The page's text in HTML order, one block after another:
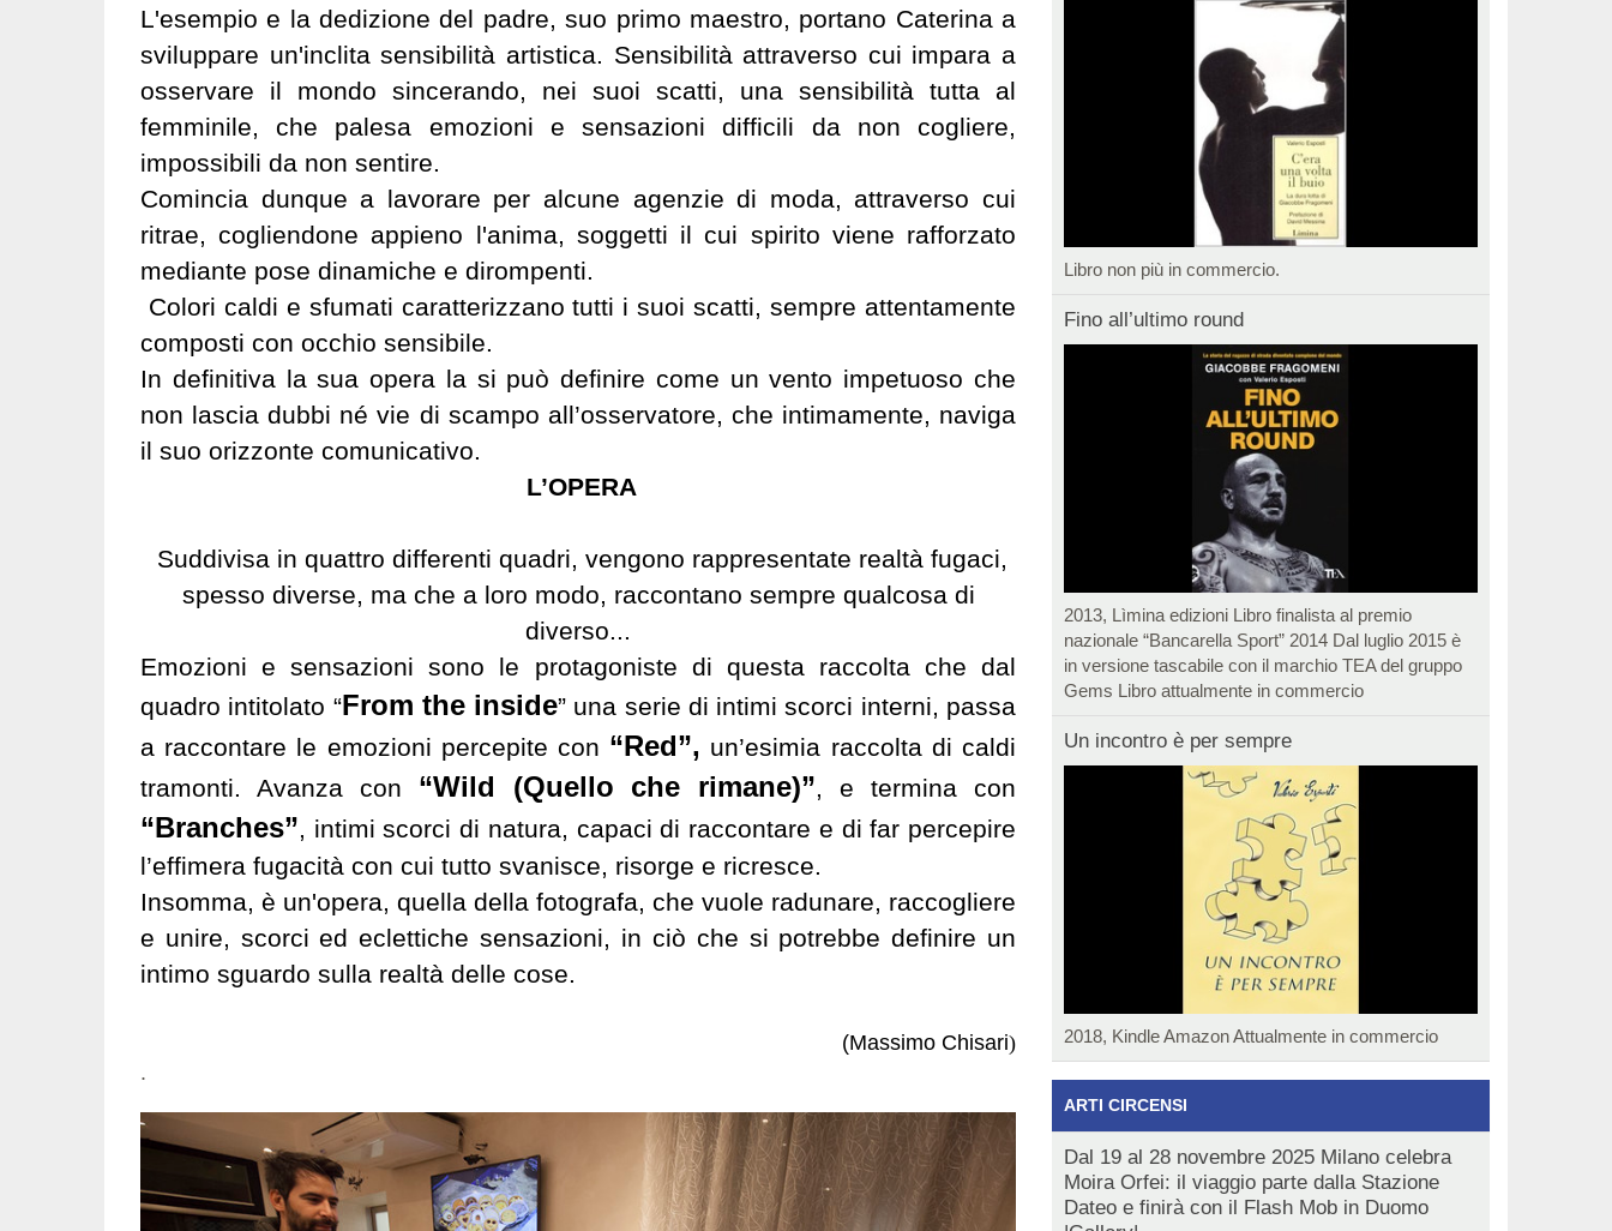
L'esempio e la dedizione del padre, suo primo maestro, portano Caterina a
sviluppare un'inclita sensibilità artistica. Sensibilità attraverso cui impara a
osservare il mondo sincerando, nei suoi scatti, una sensibilità tutta al
femminile, che palesa emozioni e sensazioni difficili da non cogliere,
impossibili da non sentire.
Comincia dunque a lavorare per alcune agenzie di moda, attraverso cui
ritrae, cogliendone appieno l'anima, soggetti il cui spirito viene rafforzato
mediante pose dinamiche e dirompenti.
Colori caldi e sfumati caratterizzano tutti i suoi scatti, sempre attentamente
composti con occhio sensibile.
In definitiva la sua opera la si può definire come un vento impetuoso che
non lascia dubbi névie di scampo all’osservatore, che intimamente, naviga
il suo orizzonte comunicativo.
L’OPERA
Suddivisa in quattro differenti quadri, vengono rappresentate realtà fugaci,
spesso diverse, ma che a loro modo, raccontano sempre qualcosa di
diverso...
Emozioni e sensazioni sono le protagoniste di questa raccolta che dal
quadro intitolato “From the inside” una serie di intimi scorci interni, passa
a raccontare le emozioni percepite con “Red”, un’esimia raccolta di caldi
tramonti. Avanza con “Wild (Quello che rimane)”, e termina con
“Branches”, intimi scorci di natura, capaci di raccontare e di far percepire
l’effimera fugacità con cui tutto svanisce, risorge e ricresce.
Insomma, è un'opera, quella della fotografa, che vuole radunare, raccogliere
e unire, scorci ed eclettiche sensazioni, in ciò che si potrebbe definire un
intimo sguardo sulla realtà delle cose.
(Massimo Chisari)
.
Libro non più in commercio.
Fino all’ultimo round
2013, Lìmina edizioni Libro finalista al premio
nazionale “Bancarella Sport” 2014 Dal luglio 2015 è
in versione tascabile con il marchio TEA del gruppo
Gems Libro attualmente in commercio
Un incontro è per sempre
2018, Kindle Amazon Attualmente in commercio
ARTI CIRCENSI
Dal 19 al 28 novembre 2025 Milano celebra
Moira Orfei: il viaggio parte dalla Stazione
Dateo e finirà con il Flash Mob in Duomo